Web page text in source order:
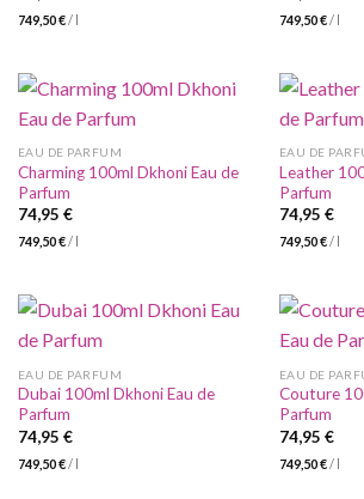
749,50€/ l 749,50€/ l
EAU DE PARFUM
Charming 100ml Dkhoni Eau de
Parfum
74,95 €
749,50€/
EAU DE
Leather
Parfum
74,95 €
749,50€/
EAU DE PARFUM
Dubai 100ml Dkhoni Eau de
Parfum
74,95 €
749,50€/ l
EAU DE
Couture
Parfum
74,95 €
749,50€/ l